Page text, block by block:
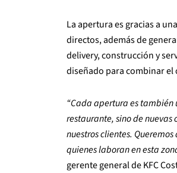
La apertura es gracias a
directos, además de
delivery, construcción y
diseñado para combinar
“Cada apertura es también
restaurante, sino de
nuestros clientes.
quienes laboran en esta
gerente general de KFC